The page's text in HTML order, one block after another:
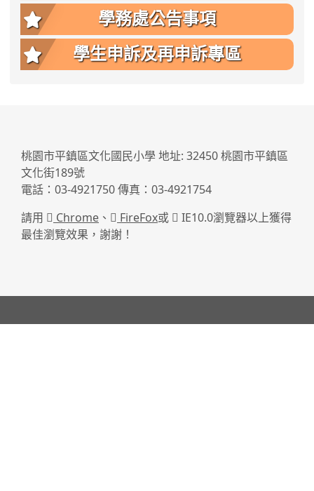
學務處公告事項
學生申訴及再申訴專區
桃園市平鎮區文化國民小學 地址: 32450 桃園市平鎮區
文化街189號
電話：03-4921750 傳真：03-4921754
請用
Chrome 、 FireFox或
IE10.0瀏覽器以上獲得
最佳瀏覽效果，謝謝！